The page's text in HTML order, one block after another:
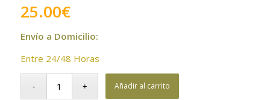
25.00€
Envío a Domicilio:
Entre 24/48 Horas
Añadir al carrito